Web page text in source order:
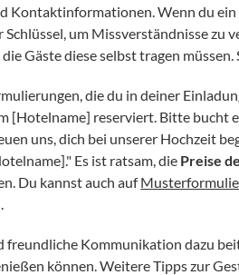
Kontaktinformationen. Wenn du
um Missverständnisse zu
Gäste diese selbst tragen
die du in deiner
[Hotelname] reserviert. Bitte bucht
uns, dich bei unserer Hochzeit
Es ist ratsam, die Preise
Du kannst auch auf
freundliche Kommunikation dazu
können. Weitere Tipps zur